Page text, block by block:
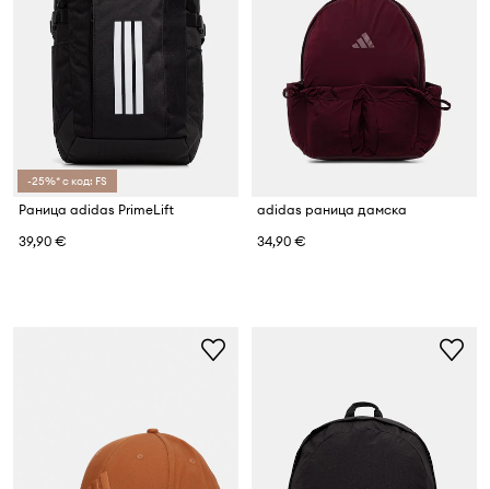
-25%* с код: FS
Раница adidas PrimeLift
39,90 €
adidas раница дамска
34,90 €